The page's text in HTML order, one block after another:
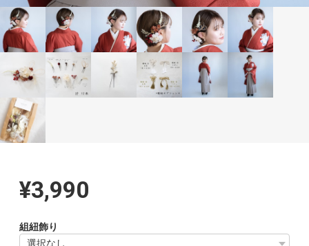
¥3,990
組紐飾り